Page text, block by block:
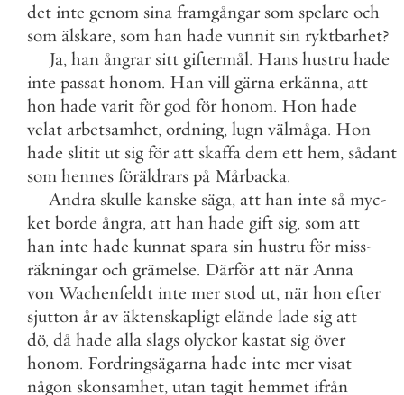
det inte genom sina framgångar som spelare och
som älskare, som han hade vunnit sin ryktbarhet?
Ja, han ångrar sitt giftermål. Hans hustru hade
inte passat honom. Han vill gärna erkänna, att
hon hade varit för god för honom. Hon hade
velat arbetsamhet, ordning, lugn välmåga. Hon
hade slitit ut sig för att skaffa dem ett hem, sådant
som hennes föräldrars på Mårbacka.
Andra skulle kanske säga, att han inte så myc-
ket borde ångra, att han hade gift sig, som att
han inte hade kunnat spara sin hustru för miss-
räkningar och grämelse. Därför att när Anna
von Wachenfeldt inte mer stod ut, när hon efter
sjutton år av äktenskapligt elände lade sig att
dö, då hade alla slags olyckor kastat sig över
honom. Fordringsägarna hade inte mer visat
någon skonsamhet, utan tagit hemmet ifrån